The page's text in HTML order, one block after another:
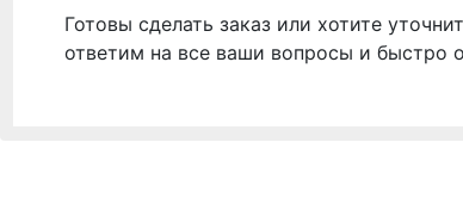
Готовы сделать заказ или хотите
ответим на все ваши вопросы и быстро